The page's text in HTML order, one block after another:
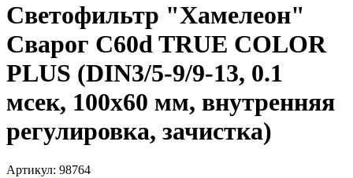
Светофильтр "Хамелеон"
Сварог C60d TRUE COLOR
PLUS (DIN3/5-9/9-13, 0.1
мсек, 100x60 мм, внутренняя
регулировка, зачистка)
Артикул: 98764